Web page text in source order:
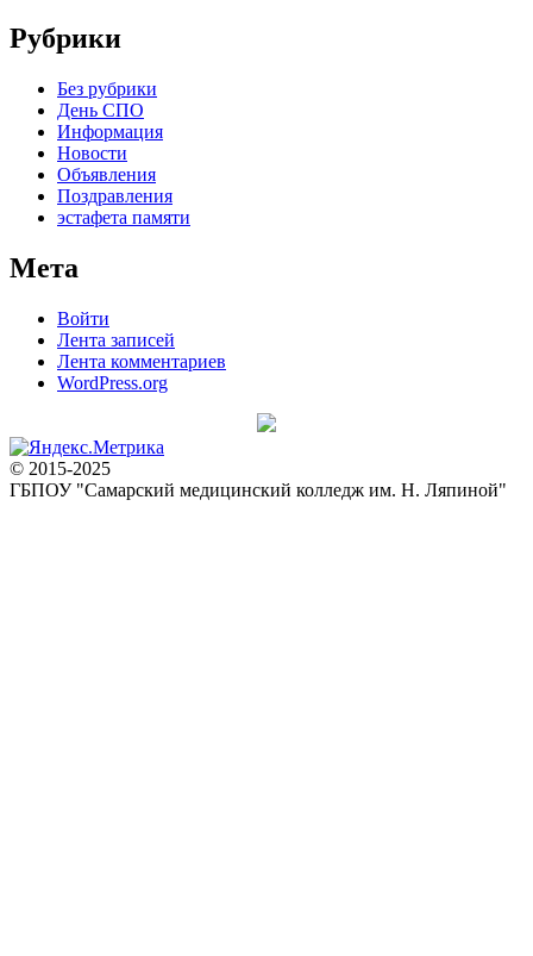
Рубрики
Без рубрики
День СПО
Информация
Новости
Объявления
Поздравления
эстафета памяти
Мета
Войти
Лента записей
Лента комментариев
WordPress.org
© 2015-2025
ГБПОУ "Самарский медицинский колледж им. Н. Ляпиной"